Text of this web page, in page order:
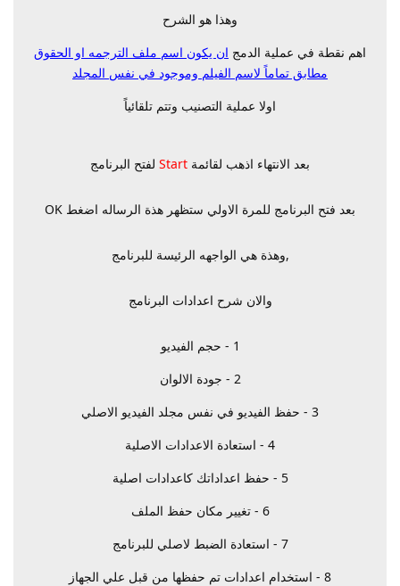
وهذا هو الشرح
اهم نقطة في عملية الدمج ان يكون اسم ملف الترجمه او الحقوق
مطابق تماماً لاسم الفيلم وموجود في نفس المجلد
اولا عملية التصنيب وتتم تلقائياً
بعد الانتهاء اذهب لقائمة Start لفتح البرنامج
بعد فتح البرنامج للمرة الاولي ستظهر هذة الرساله اضغط OK
,وهذة هي الواجهه الرئيسة للبرنامج
والان شرح اعدادات البرنامج
1 - حجم الفيديو
2 - جودة الالوان
3 - حفظ الفيديو في نفس مجلد الفيديو الاصلي
4 - استعادة الاعدادات الاصلية
5 - حفظ اعداداتك كاعدادات اصلية
6 - تغيير مكان حفظ الملف
7 - استعادة الضبط لاصلي للبرنامج
8 - استخدام اعدادات تم حفظها من قبل علي الجهاز